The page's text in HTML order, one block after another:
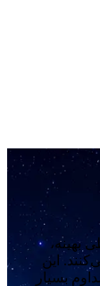
بهینه،
این
بسیار